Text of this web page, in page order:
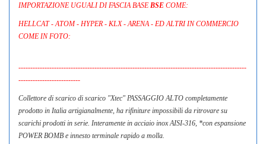
IMPORTAZIONE UGUALI DI FASCIA BASE BSE COME:
HELLCAT - ATOM - HYPER - KLX - ARENA - ED ALTRI IN COMMERCIO
COME IN FOTO:
------------------------------------------------------------------------------------------------
--------------------------
Collettore di scarico di scarico "Xtec" PASSAGGIO ALTO completamente
prodotto in Italia artigianalmente, ha rifiniture impossibili da ritrovare su
scarichi prodotti in serie. Interamente in acciaio inox AISI-316, *con espansione
POWER BOMB e innesto terminale rapido a molla.
LE MIE LISTE DI DESIDERI
add_circle_outlineCrea nuova lista
SIGN IN
You need to be logged in to save products in your wishlist.
Cancel